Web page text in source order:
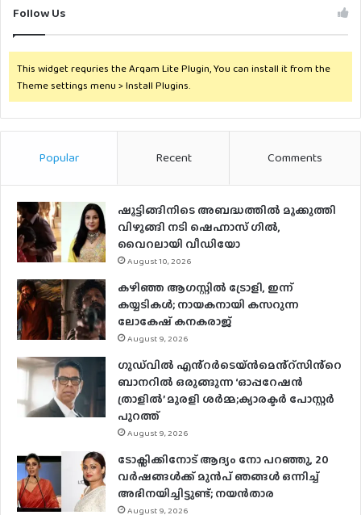
Follow Us
This widget requries the Arqam Lite Plugin, You can install it from the
Theme settings menu > Install Plugins.
Popular Recent Comments
ഷൂട്ടിങ്ങിനിടെ അബദ്ധത്തില്‍ മൂക്കുത്തി
വിഴുങ്ങി നടി ഷെഹ്നാസ് ഗില്‍,
വൈറലായി വീഡിയോ
August 10, 2026
കഴിഞ്ഞ ആഗസ്റ്റിൽ ട്രോളി, ഇന്ന്
കയ്യടികൾ; നായകനായി കസറുന്ന
ലോകേഷ് കനകരാജ്
August 9, 2026
ഗുഡ്‌വിൽ എൻ്റർടെയ്ൻമെൻ്റ്സിൻ്റെ
ബാനറിൽ ഒരുങ്ങുന്ന ‘ഓപ്പറേഷൻ
ത്രാളിൽ’ മുരളി ശർമ്മ;ക്യാരക്ടർ പോസ്റ്റർ
പുറത്ത്
August 9, 2026
ടോക്സിക്കിനോട് ആദ്യം നോ പറഞ്ഞു, 20
വർഷങ്ങൾക്ക് മുൻപ് ഞങ്ങൾ ഒന്നിച്ച്
അഭിനയിച്ചിട്ടുണ്ട്; നയൻ‌താര
August 9, 2026